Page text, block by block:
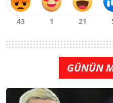
GÜNÜN